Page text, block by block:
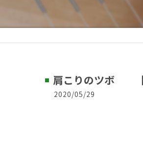
肩こりのツボ 【
2020/05/29